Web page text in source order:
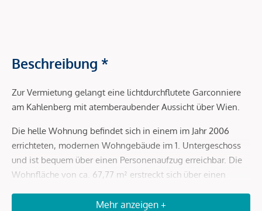
Beschreibung *
Zur Vermietung gelangt eine lichtdurchflutete Garconniere
am Kahlenberg mit atemberaubender Aussicht über Wien.
Die helle Wohnung befindet sich in einem im Jahr 2006
errichteten, modernen Wohngebäude im 1. Untergeschoss
und ist bequem über einen Personenaufzug erreichbar. Die
Wohnfläche von ca. 67,77 m² erstreckt sich über einen
ein separates WC sowie einen Abstellraum. Die Haupträume
Mehr anzeigen +